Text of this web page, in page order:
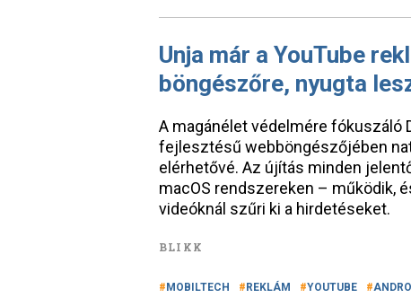
Unja már a YouTube
böngészőre, nyugta
A magánélet védelmére fókuszáló
fejlesztésű webböngészőjében
elérhetővé. Az újítás minden
macOS rendszereken – működik,
videóknál szűri ki a hirdetéseket.
BLIKK
MOBILTECH REKLÁM YOUTUBE